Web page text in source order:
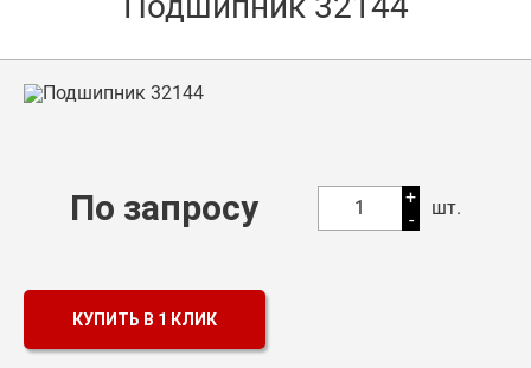
Каталог продукции
Подшипники в Самаре
Смазка
Контакты
По запросу 1
+
-
шт.
КУПИТЬ В 1 КЛИК